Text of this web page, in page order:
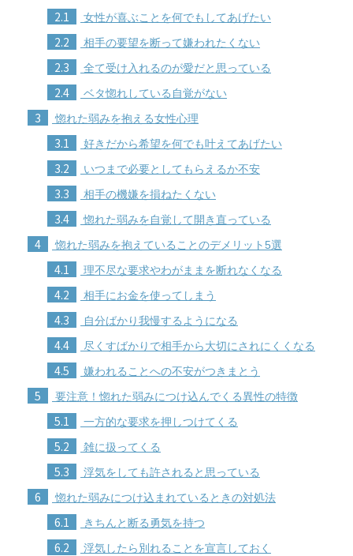
2.1 女性が喜ぶことを何でもしてあげたい
2.2 相手の要望を断って嫌われたくない
2.3 全て受け入れるのが愛だと思っている
2.4 ベタ惚れしている自覚がない
3 惚れた弱みを抱える女性心理
3.1 好きだから希望を何でも叶えてあげたい
3.2 いつまで必要としてもらえるか不安
3.3 相手の機嫌を損ねたくない
3.4 惚れた弱みを自覚して開き直っている
4 惚れた弱みを抱えていることのデメリット5選
4.1 理不尽な要求やわがままを断れなくなる
4.2 相手にお金を使ってしまう
4.3 自分ばかり我慢するようになる
4.4 尽くすばかりで相手から大切にされにくくなる
4.5 嫌われることへの不安がつきまとう
5 要注意！惚れた弱みにつけ込んでくる異性の特徴
5.1 一方的な要求を押しつけてくる
5.2 雑に扱ってくる
5.3 浮気をしても許されると思っている
6 惚れた弱みにつけ込まれているときの対処法
6.1 きちんと断る勇気を持つ
6.2 浮気したら別れることを宣言しておく